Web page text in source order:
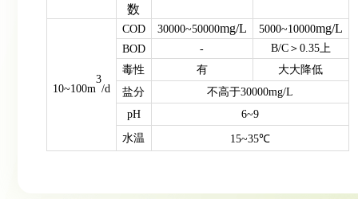
数
10~100m
3
/d
COD 30000~50000mg/L 5000~10000mg/L
BOD - B/C＞ 0.35上
毒性
有
大大降低
盐分
不高于30000mg/L
pH
6~9
水温
15~35℃